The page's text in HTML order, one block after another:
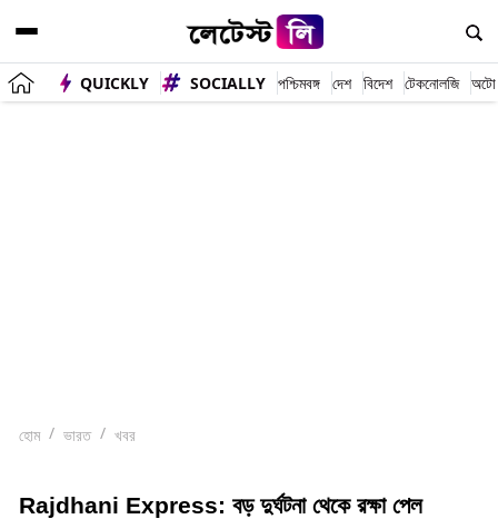
QUICKLY SOCIALLY পশ্চিমবঙ্গ দেশ বিদেশ টেকনোলজি অটো
হোম ভারত খবর
Rajdhani Express: বড় দুর্ঘটনা থেকে রক্ষা পেল